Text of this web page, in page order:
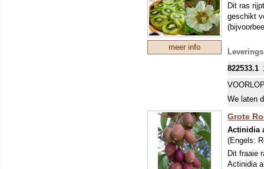
meer info
Dit ras
geschikt
822533.1
We laten
Grote
Actinidia
(Engels:
Dit fraaie
Actinidia